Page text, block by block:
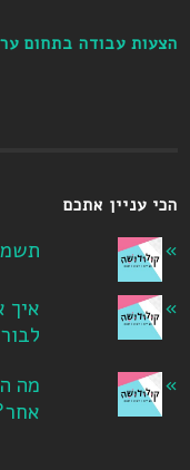
הצעות עבודה בתחום
הכי עניין אתכם
איך
מה